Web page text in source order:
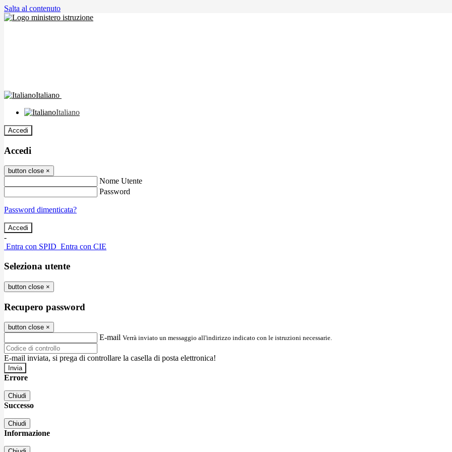
Salta al contenuto
Italiano
Italiano
Accedi
Accedi
button close ×
Nome Utente
Password
Password dimenticata?
-
Entra con SPID Entra con CIE
Seleziona utente
button close ×
Recupero password
button close ×
E-mail Verrà inviato un messaggio all'indirizzo indicato con le istruzioni necessarie.
E-mail inviata, si prega di controllare la casella di posta elettronica!
Errore
Chiudi
Successo
Chiudi
Informazione